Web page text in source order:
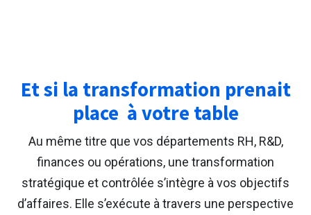
Et si la transformation prenait
place à votre table
Au même titre que vos départements RH, R&D,
finances ou opérations, une transformation
stratégique et contrôlée s’intègre à vos objectifs
d’affaires. Elle s’exécute à travers une perspective